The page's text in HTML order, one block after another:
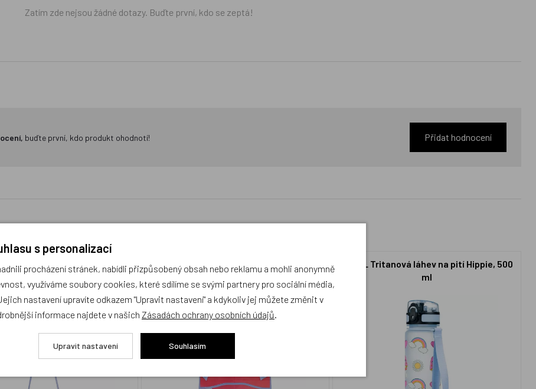
Zatím zde nejsou žádné dotazy. Buďte první, kdo se zeptá!
buďte první, kdo produkt ohodnotí! Přidat hodnocení
Peněženka na krk Hippie BAAGL Dětská zástěra Hippie
BAAGL Tritanová láhev na pití Hippie, 500
ml
s personalizací
procházení stránek, nabídli přizpůsobený obsah nebo reklamu a mohli anonymně
využíváme soubory cookies, které sdílíme se svými partnery pro sociální média,
nastavení upravíte odkazem "Upravit nastavení" a kdykoliv jej můžete změnit v
informace najdete v našich Zásadách ochrany osobních údajů
Upravit nastavení Souhlasím